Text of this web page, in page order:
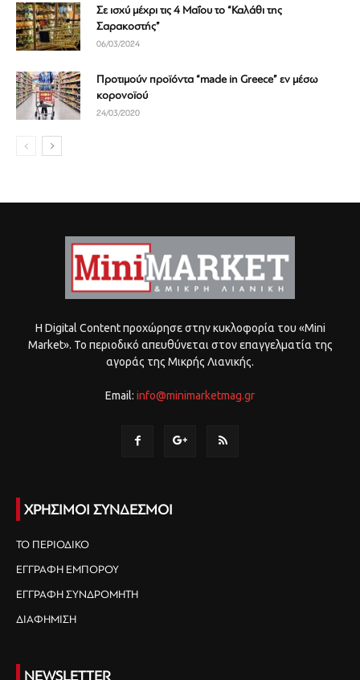
Σε ισχύ μέχρι τις 4 Μαΐου το “Καλάθι της
Σαρακοστής”
06/03/2024
Προτιμούν προϊόντα “made in Greece” εν μέσω
κορονοϊού
24/03/2020
Η Digital Content προχώρησε στην κυκλοφορία του «Mini
Market». Το περιοδικό απευθύνεται στον επαγγελματία της
αγοράς της Μικρής Λιανικής.
Email: info@minimarketmag.gr
ΧΡΗΣΙΜΟΙ ΣΥΝΔΕΣΜΟΙ
ΤΟ ΠΕΡΙΟΔΙΚΟ
ΕΓΓΡΑΦΗ ΕΜΠΟΡΟΥ
ΕΓΓΡΑΦΗ ΣΥΝΔΡΟΜΗΤΗ
ΔΙΑΦΗΜΙΣΗ
NEWSLETTER